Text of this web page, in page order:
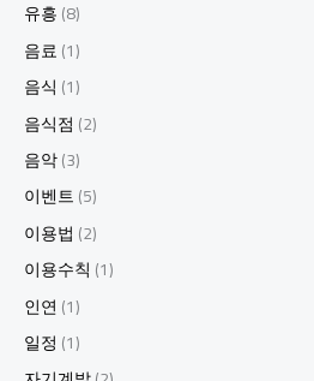
면
후
회
할
필
수
코
스
강
남
이
퍼
유흥(8)
음료(1)
음식 (1)
음식점 (2)
음악(3)
이벤트(5)
이용법 (2)
이용수칙 (1)
인연(1)
일정 (1)